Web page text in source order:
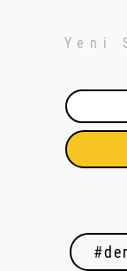
Yeni